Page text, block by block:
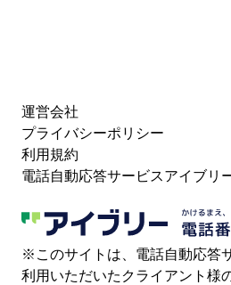
運営会社
プライバシーポリシー
利用規約
電話自動応答サービスアイブリ
※このサイトは、電話自動応答
利用いただいたクライアント様